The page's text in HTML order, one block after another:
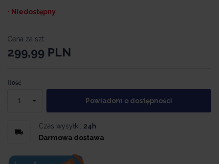
• Niedostępny
Cena za szt.
299,99 PLN
Ilość
Powiadom o dostępności
Czas wysyłki: 24h
Darmowa dostawa